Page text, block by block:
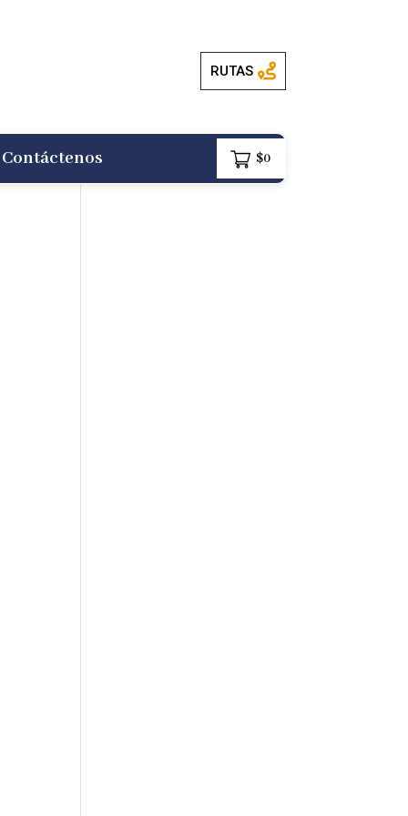
RUTAS
Contáctenos $0